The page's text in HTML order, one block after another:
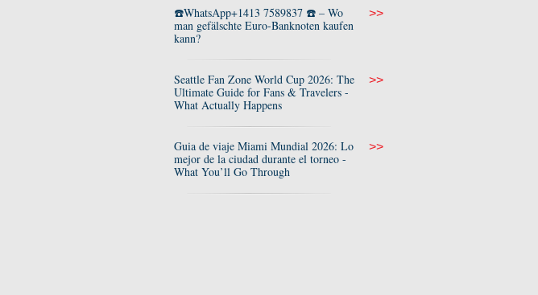
☎️WhatsApp+1413 7589837 ☎️ – Wo
man gefälschte Euro-Banknoten kaufen
kann?
>>
Seattle Fan Zone World Cup 2026: The
Ultimate Guide for Fans & Travelers -
What Actually Happens
>>
Guia de viaje Miami Mundial 2026: Lo
mejor de la ciudad durante el torneo -
What You’ll Go Through
>>